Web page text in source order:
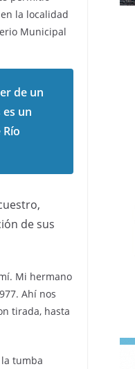
la localidad
Municipal
de un
un
de sus
Mi hermano
Ahí nos
tirada, hasta
tumba